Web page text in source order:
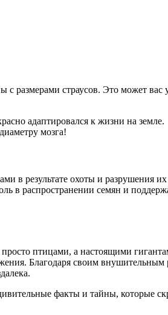
с размерами страусов. Это может вас
адаптировался к жизни на земле.
мозга!
в результате охоты и разрушения
распространении семян и
птицами, а настоящими
Благодаря своим внушительным
факты и тайны, которые